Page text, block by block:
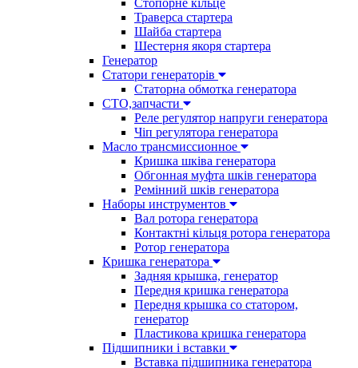
Стопорне кільце
Траверса стартера
Шайба стартера
Шестерня якоря стартера
Генератор
Cтатори генераторів
Статорна обмотка генератора
СТО,запчасти
Реле регулятор напруги генератора
Чіп регулятора генератора
Масло трансмиссионное
Кришка шківа генератора
Обгонная муфта шків генератора
Ремінний шків генератора
Наборы инструментов
Вал ротора генератора
Контактні кільця ротора генератора
Ротор генератора
Кришка генератора
Задняя крышка, генератор
Передня кришка генератора
Передня крышка со статором,
генератор
Пластикова кришка генератора
Підшипники і вставки
Вставка підшипника генератора